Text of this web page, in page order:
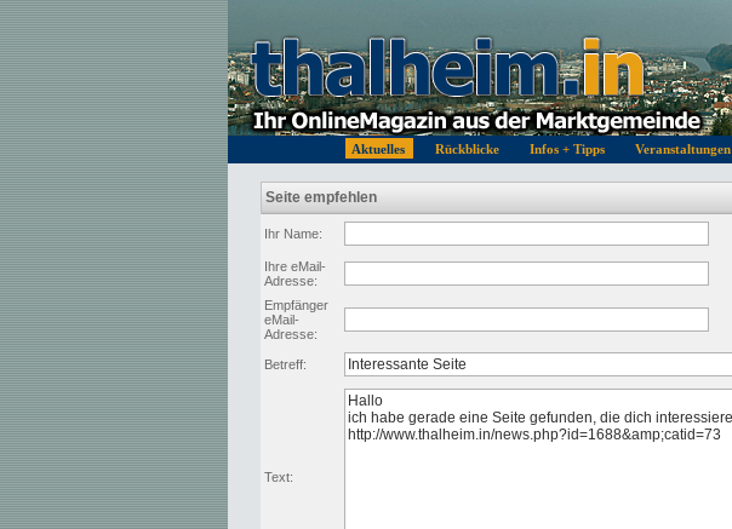
Aktuelles Rückblicke Infos + Tipps Veranstaltungen
Seite empfehlen
Ihr Name:
Ihre eMail-
Adresse:
Empfänger
eMail-
Adresse:
Betreff:
Text: